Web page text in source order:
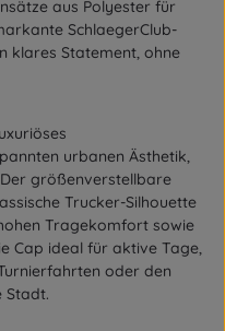
aus Polyester für
SchlaegerClub-
klares Statement, ohne
urbanen Ästhetik,
größenverstellbare
Trucker-Silhouette
Tragekomfort sowie
Cap ideal für aktive Tage,
oder den
Stadt.